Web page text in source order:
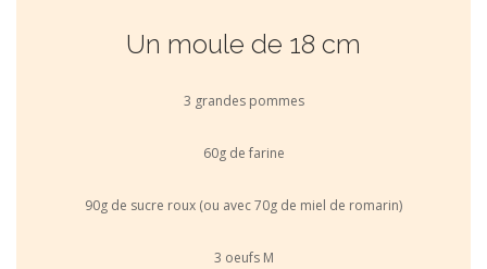
Un moule de 18 cm
3 grandes pommes
60g de farine
90g de sucre roux (ou avec 70g de miel de romarin)
3 oeufs M